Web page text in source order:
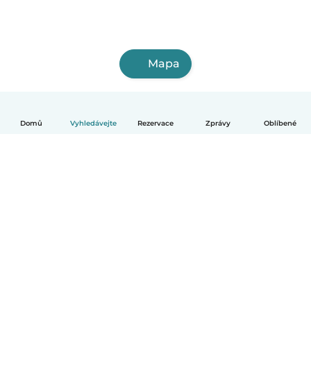
Domů Vyhledávejte Rezervace Zprávy Oblíbené
Mapa